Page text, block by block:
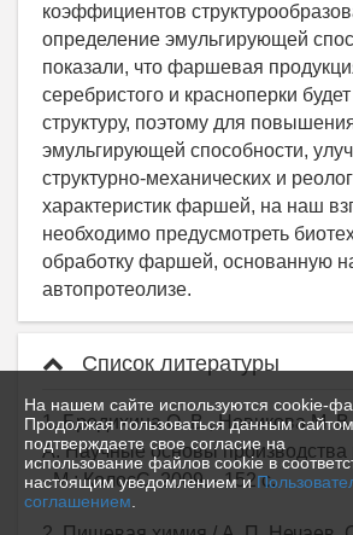
На нашем сайте используются cookie-
Продолжая пользоваться данным
подтверждаете свое согласие на
использование файлов cookie в
настоящим уведомлением и
соглашением
Список литературы
1. Бредихина О. В., Новикова М.
А. Научные основы производства
- М.: КолосС, 2009. - 152 с.